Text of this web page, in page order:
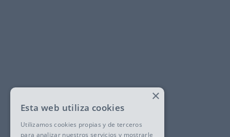
×
Esta web utiliza cookies
Utilizamos cookies propias y de terceros
para analizar nuestros servicios y mostrarle